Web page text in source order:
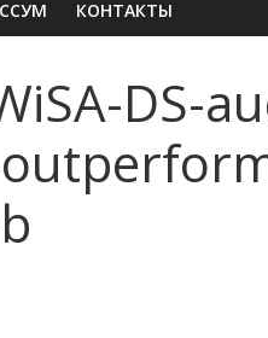
КОНТАКТЫ
DS-